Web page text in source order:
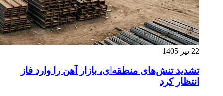
22 تیر 1405
تشدید تنش‌های منطقه‌ای، بازار آهن را وارد فاز
انتظار کرد